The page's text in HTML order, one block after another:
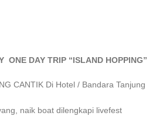
ONE DAY TRIP “ISLAND HOPPING”
CANTIK Di Hotel / Bandara Tanjung
naik boat dilengkapi livefest